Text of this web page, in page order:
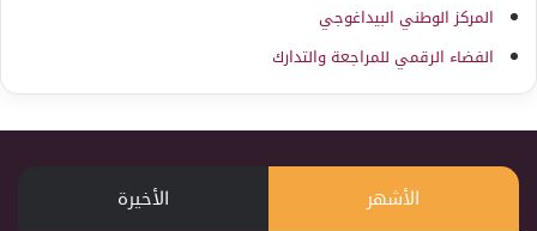
المركز الوطني البيداغوجي
الفضاء الرقمي للمراجعة والتدارك
الأشهر الأخيرة